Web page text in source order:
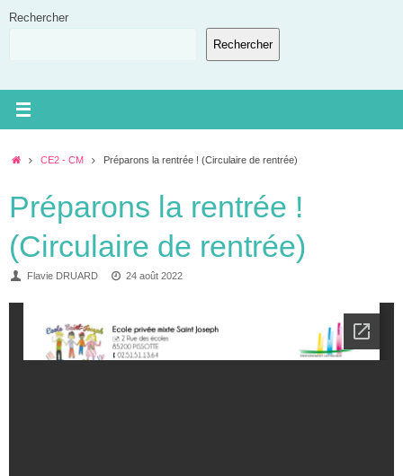
Rechercher
Rechercher
AccueilCE2 - CM Préparons la rentrée ! (Circulaire de rentrée)
Préparons la rentrée !
(Circulaire de rentrée)
Flavie DRUARD 24 août 2022